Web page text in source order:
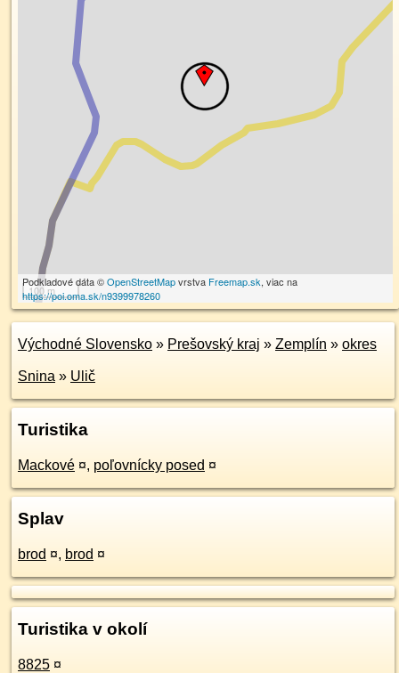
100 m
Podkladové dáta ©OpenStreetMapvrstva Freemap.sk, viac na
https://poi.oma.sk/n9399978260
Východné Slovensko » Prešovský kraj » Zemplín » okres
Snina » Ulič
Turistika
Mackové ¤, poľovnícky posed ¤
Splav
brod ¤, brod ¤
Turistika v okolí
8825 ¤